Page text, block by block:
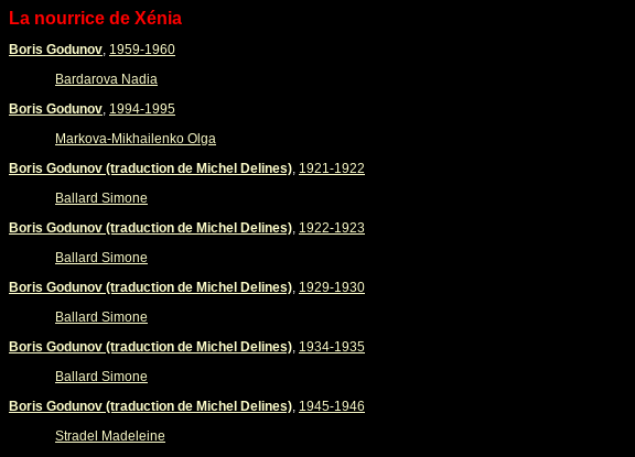
La nourrice de Xénia
Boris Godunov, 1959-1960
Bardarova Nadia
Boris Godunov, 1994-1995
Markova-Mikhailenko Olga
Boris Godunov (traduction de Michel Delines), 1921-1922
Ballard Simone
Boris Godunov (traduction de Michel Delines), 1922-1923
Ballard Simone
Boris Godunov (traduction de Michel Delines), 1929-1930
Ballard Simone
Boris Godunov (traduction de Michel Delines), 1934-1935
Ballard Simone
Boris Godunov (traduction de Michel Delines), 1945-1946
Stradel Madeleine